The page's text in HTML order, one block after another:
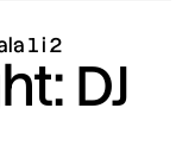
1 i 2
DJ